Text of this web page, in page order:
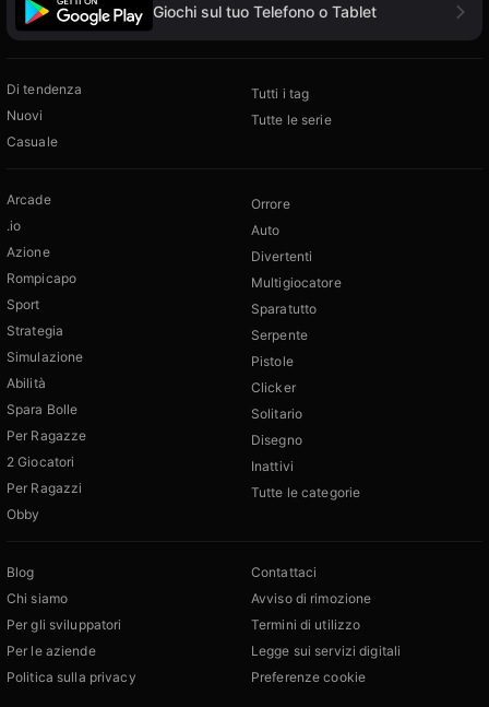
Giochi sul tuo Telefono o Tablet
Di tendenza
Nuovi
Casuale
Tutti i tag
Tutte le serie
Arcade
.io
Azione
Rompicapo
Sport
Strategia
Simulazione
Abilità
Spara Bolle
Per Ragazze
2 Giocatori
Per Ragazzi
Obby
Orrore
Auto
Divertenti
Multigiocatore
Sparatutto
Serpente
Pistole
Clicker
Solitario
Disegno
Inattivi
Tutte le categorie
Blog
Chi siamo
Per gli sviluppatori
Per le aziende
Politica sulla privacy
Contattaci
Avviso di rimozione
Termini di utilizzo
Legge sui servizi digitali
Preferenze cookie